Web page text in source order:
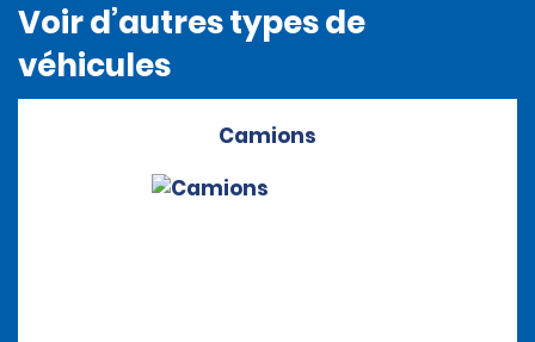
Voir d’autres types de
véhicules
Camions